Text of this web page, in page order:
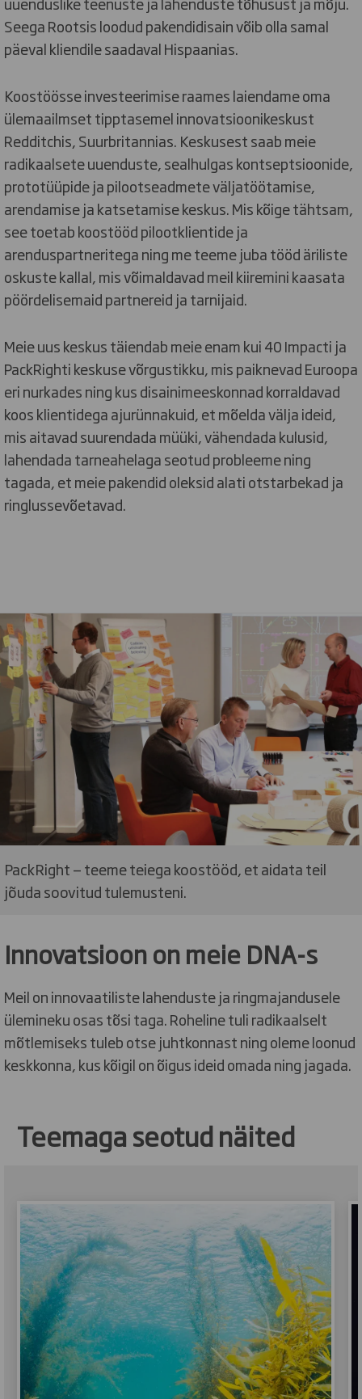
Seega Rootsis loodud pakendidisain võib olla samal
päeval kliendile saadaval Hispaanias.
Koostöösse investeerimise raames laiendame oma
ülemaailmset tipptasemel innovatsioonikeskust
Redditchis, Suurbritannias. Keskusest saab meie
radikaalsete uuenduste, sealhulgas kontseptsioonide,
prototüüpide ja pilootseadmete väljatöötamise,
arendamise ja katsetamise keskus. Mis kõige tähtsam,
see toetab koostööd pilootklientide ja
arenduspartneritega ning me teeme juba tööd äriliste
oskuste kallal, mis võimaldavad meil kiiremini kaasata
pöördelisemaid partnereid ja tarnijaid.
Meie uus keskus täiendab meie enam kui 40 Impacti ja
PackRighti keskuse võrgustikku, mis paiknevad Euroopa
eri nurkades ning kus disainimeeskonnad korraldavad
koos klientidega ajurünnakuid, et mõelda välja ideid,
mis aitavad suurendada müüki, vähendada kulusid,
lahendada tarneahelaga seotud probleeme ning
tagada, et meie pakendid oleksid alati otstarbekad ja
ringlussevõetavad.
PackRight — teeme teiega koostööd, et aidata teil
jõuda soovitud tulemusteni.
Innovatsioon on meie DNA-s
Meil on innovaatiliste lahenduste ja ringmajandusele
ülemineku osas tõsi taga. Roheline tuli radikaalselt
mõtlemiseks tuleb otse juhtkonnast ning oleme loonud
keskkonna, kus kõigil on õigus ideid omada ning jagada.
Teemaga seotud näited